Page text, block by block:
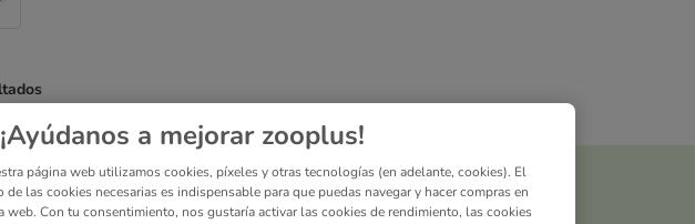
been changed
¡Ayúdanos a mejorar zooplus!
página web utilizamos cookies, píxeles y otras tecnologías (en adelante, cookies). El
de las cookies necesarias es indispensable para que puedas navegar y hacer compras en
web. Con tu consentimiento, nos gustaría activar las cookies de rendimiento, las cookies